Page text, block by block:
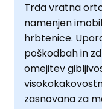
Trda vratna
namenjen
hrbtenice.
poškodbah in
omejitev
zasnovana za